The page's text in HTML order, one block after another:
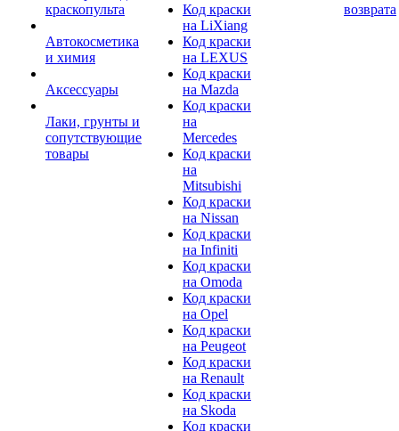
краскопульта
Автокосметика
и химия
Аксессуары
Лаки, грунты и
сопутствующие
товары
Код краски
на LiXiang
Код краски
на LEXUS
Код краски
на Mazda
Код краски
на
Mercedes
Код краски
на
Mitsubishi
Код краски
на Nissan
Код краски
на Infiniti
Код краски
на Omoda
Код краски
на Opel
Код краски
на Peugeot
Код краски
на Renault
Код краски
на Skoda
Код краски
возврата